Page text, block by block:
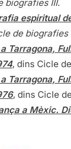
biografies III.
espiritual
de biografies
Tarragona,
, dins Cicle
Tarragona,
, dins Cicle
a Mèxic.